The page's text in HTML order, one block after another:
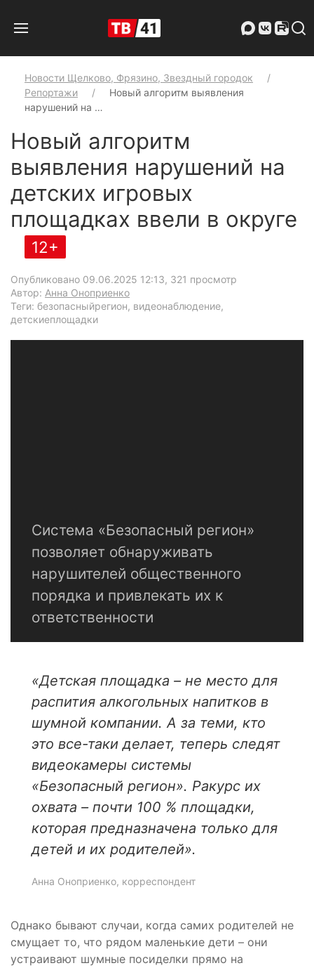
Новости Щелково, Фрязино, Звездный городок
Репортажи
Новый алгоритм выявления
нарушений на …
Новый алгоритм
выявления нарушений на
детских игровых
площадках ввели в округе
12+
Опубликовано 09.06.2025 12:13, 321 просмотр
Автор: Анна Оноприенко
Теги: безопасныйрегион, видеонаблюдение,
детскиеплощадки
Система «Безопасный регион»
позволяет обнаруживать
нарушителей общественного
порядка и привлекать их к
ответственности
«Детская площадка – не место для
распития алкогольных напитков в
шумной компании. А за теми, кто
это все-таки делает, теперь следят
видеокамеры системы
«Безопасный регион». Ракурс их
охвата – почти 100 % площадки,
которая предназначена только для
детей и их родителей».
Анна Оноприенко, корреспондент
Однако бывают случаи, когда самих родителей не
смущает то, что рядом маленькие дети – они
устраивают шумные посиделки прямо на